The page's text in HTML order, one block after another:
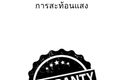
การสะท้อนแสง